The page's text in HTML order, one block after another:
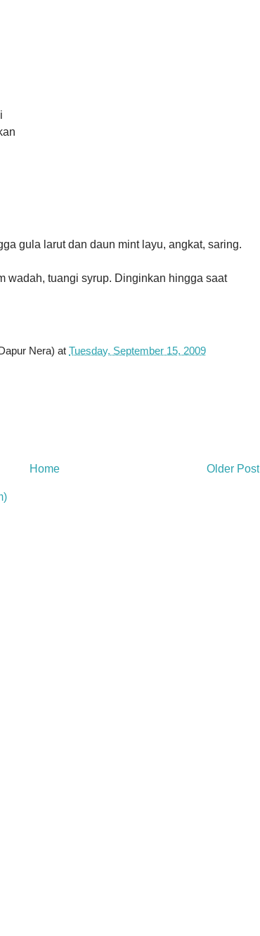
gula larut dan daun mint layu, angkat, saring.
wadah, tuangi syrup. Dinginkan hingga saat
Nera) at Tuesday, September 15, 2009
Older Post
Home